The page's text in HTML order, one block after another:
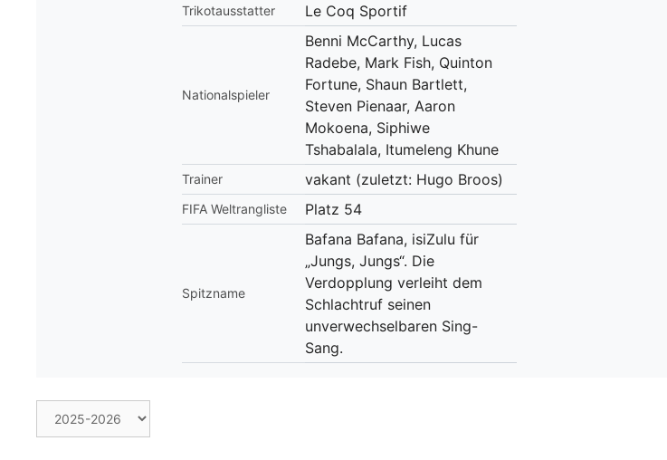
Trikotausstatter Le Coq Sportif
Nationalspieler
Benni McCarthy, Lucas
Radebe, Mark Fish, Quinton
Fortune, Shaun Bartlett,
Steven Pienaar, Aaron
Mokoena, Siphiwe
Tshabalala, Itumeleng Khune
Trainer vakant (zuletzt: Hugo Broos)
FIFA Weltrangliste Platz 54
Spitzname
Bafana Bafana, isiZulu für
„Jungs, Jungs“. Die
Verdopplung verleiht dem
Schlachtruf seinen
unverwechselbaren Sing-
Sang.